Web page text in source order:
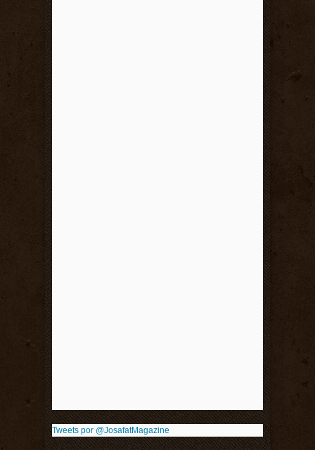
Tweets por @JosafatMagazine